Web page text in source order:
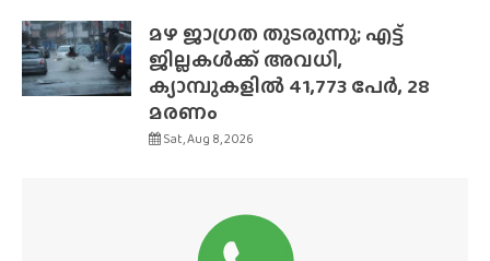
മഴ ജാഗ്രത തുടരുന്നു; എട്ട്
ജില്ലകൾക്ക് അവധി,
ക്യാമ്പുകളിൽ 41,773 പേർ, 28
മരണം
Sat, Aug 8, 2026